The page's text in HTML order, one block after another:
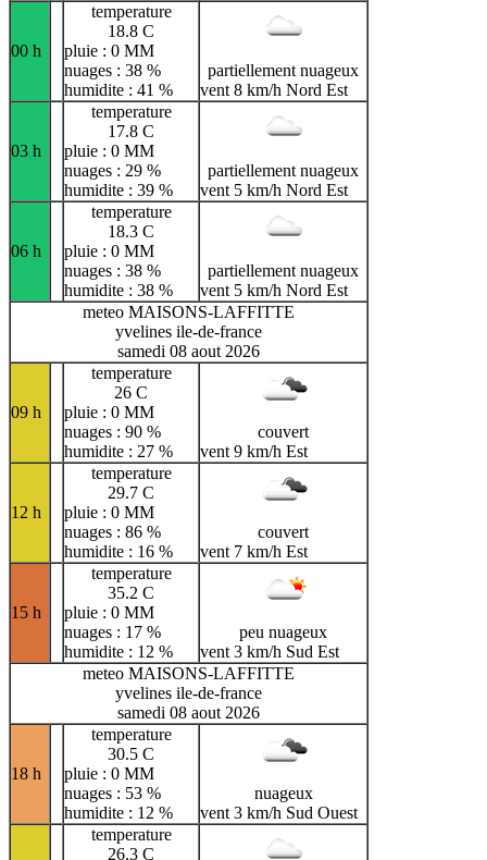
00 h
temperature
18.8 C
pluie : 0 MM
nuages : 38 %
humidite : 41 %
partiellement nuageux
vent 8 km/h Nord Est
03 h
temperature
17.8 C
pluie : 0 MM
nuages : 29 %
humidite : 39 %
partiellement nuageux
vent 5 km/h Nord Est
06 h
temperature
18.3 C
pluie : 0 MM
nuages : 38 %
humidite : 38 %
partiellement nuageux
vent 5 km/h Nord Est
meteo MAISONS-LAFFITTE
yvelines ile-de-france
samedi 08 aout 2026
09 h
temperature
26 C
pluie : 0 MM
nuages : 90 %
humidite : 27 %
couvert
vent 9 km/h Est
12 h
temperature
29.7 C
pluie : 0 MM
nuages : 86 %
humidite : 16 %
couvert
vent 7 km/h Est
15 h
temperature
35.2 C
pluie : 0 MM
nuages : 17 %
humidite : 12 %
peu nuageux
vent 3 km/h Sud Est
meteo MAISONS-LAFFITTE
yvelines ile-de-france
samedi 08 aout 2026
18 h
temperature
30.5 C
pluie : 0 MM
nuages : 53 %
humidite : 12 %
nuageux
vent 3 km/h Sud Ouest
temperature
26.3 C